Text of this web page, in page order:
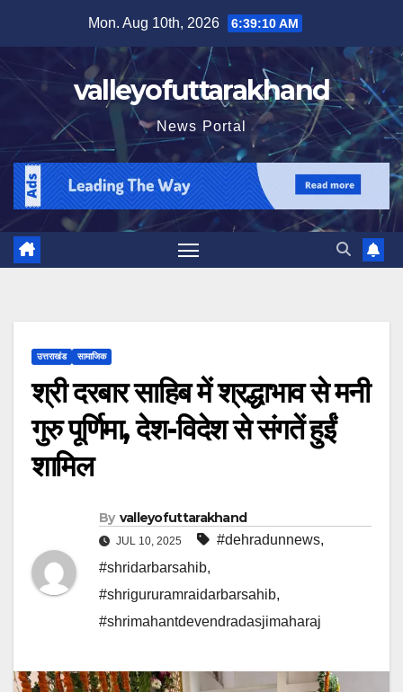
content
Mon. Aug 10th, 2026 6:39:12 AM
valleyofuttarakhand
News Portal
उत्तराखंड सामाजिक
श्री दरबार साहिब में श्रद्धाभाव से मनी
गुरु पूर्णिमा, देश-विदेश से संगतें हुईं
शामिल
By valleyofuttarakhand
JUL 10, 2025 #dehradunnews,
#shridarbarsahib,
#shrigururamraidarbarsahib,
#shrimahantdevendradasjimaharaj